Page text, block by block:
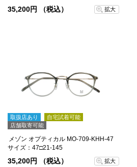
35,200円 （税込） 拡大
取扱店あり
自宅試着可能
店舗取寄可能
メゾン オプティカル MO-709-KHH-47
サイズ：47□21-145
35,200円 （税込） 拡大